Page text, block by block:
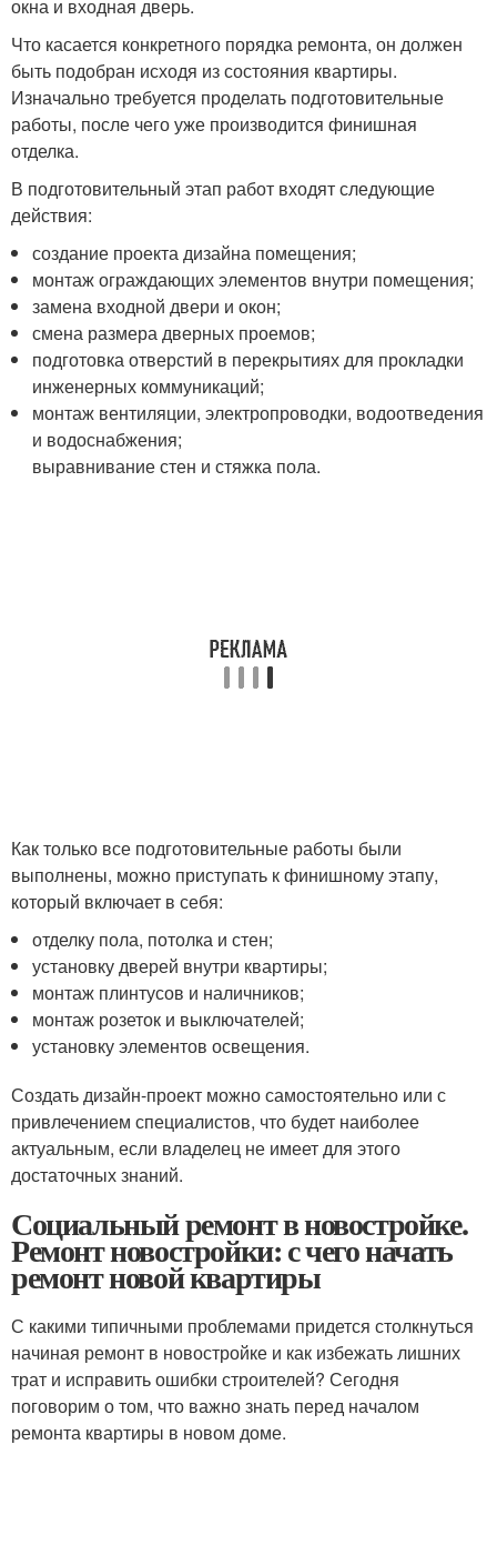
окна и входная дверь.
Что касается конкретного порядка ремонта, он должен
быть подобран исходя из состояния квартиры.
Изначально требуется проделать подготовительные
работы, после чего уже производится финишная
отделка.
В подготовительный этап работ входят следующие
действия:
создание проекта дизайна помещения;
монтаж ограждающих элементов внутри помещения;
замена входной двери и окон;
смена размера дверных проемов;
подготовка отверстий в перекрытиях для прокладки
инженерных коммуникаций;
монтаж вентиляции, электропроводки, водоотведения
и водоснабжения;
выравнивание стен и стяжка пола.
Как только все подготовительные работы были
выполнены, можно приступать к финишному этапу,
который включает в себя:
отделку пола, потолка и стен;
установку дверей внутри квартиры;
монтаж плинтусов и наличников;
монтаж розеток и выключателей;
установку элементов освещения.
Создать дизайн-проект можно самостоятельно или с
привлечением специалистов, что будет наиболее
актуальным, если владелец не имеет для этого
достаточных знаний.
Социальный ремонт в новостройке.
Ремонт новостройки: с чего начать
ремонт новой квартиры
С какими типичными проблемами придется столкнуться
начиная ремонт в новостройке и как избежать лишних
трат и исправить ошибки строителей? Сегодня
поговорим о том, что важно знать перед началом
ремонта квартиры в новом доме.